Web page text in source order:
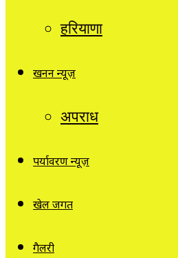
हरियाणा
खनन न्यूज़
अपराध
पर्यावरण न्यूज़
खेल जगत
गैलरी